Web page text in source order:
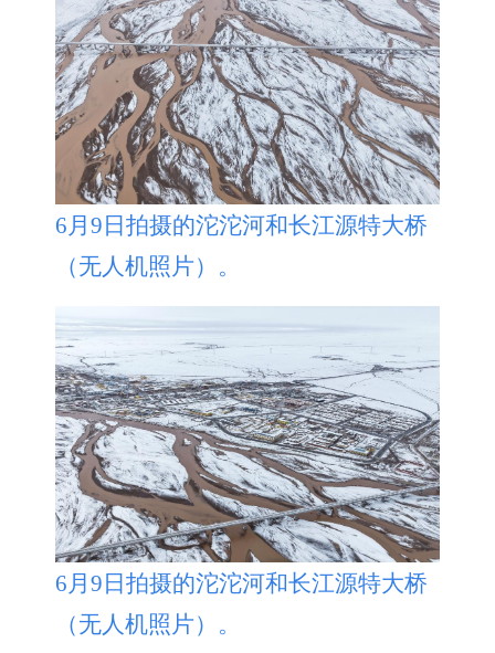
6月9日拍摄的沱沱河和长江源特大桥
（无人机照片）。
6月9日拍摄的沱沱河和长江源特大桥
（无人机照片）。